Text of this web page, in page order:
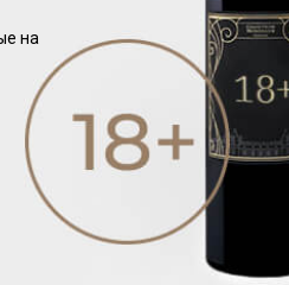
и невероятно долгим
на